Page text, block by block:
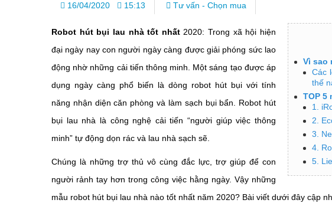
16/04/2020 15:13 Tư vấn - Chọn mua
Vì sao
Các
thế
TOP 5
1.
2.
3.
4.
5.
Robot hút bụi lau nhà tốt nhất2020: Trong xã hội hiện
đại ngày nay con người ngày càng được giải phóng sức lao
động nhờ những cải tiến thông minh. Một sáng tạo được áp
dụng ngày càng phổ biến là dòng robot hút bụi với tính
năng nhận diện căn phòng và làm sạch bụi bẩn. Robot hút
bụi lau nhà là công nghệ cải tiến “người giúp việc thông
minh” tự động dọn rác và lau nhà sạch sẽ.
Chúng là những trợ thủ vô cùng đắc lực, trợ giúp để con
người rảnh tay hơn trong công việc hằng ngày. Vậy những
mẫu robot hút bụi lau nhà nào tốt nhất năm 2020? Bài viết dưới đây cập